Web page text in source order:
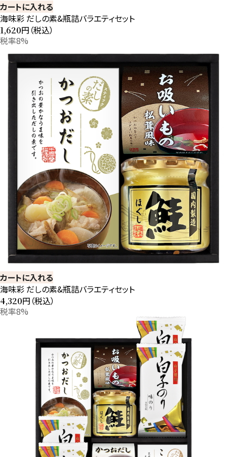
カートに入れる
海味彩 だしの素&瓶詰バラエティセット
1,620円（税込）
税率8%
カートに入れる
海味彩 だしの素&瓶詰バラエティセット
4,320円（税込）
税率8%